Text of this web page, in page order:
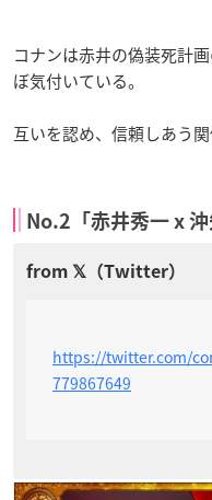
コナンは赤井の偽装死計
ぼ気付いている。
互いを認め、信頼しあう関
No.2「赤井秀一 x 沖
https://twitter.com/
779867649